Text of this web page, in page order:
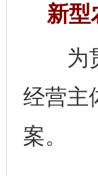
新型
为贯
经营主
案。